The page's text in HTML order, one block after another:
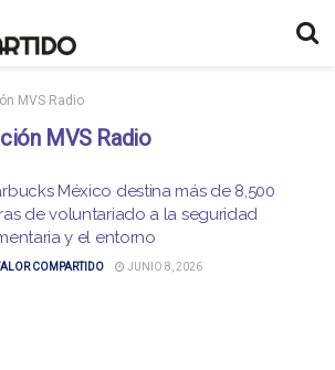
MVS Radio
MVS Radio
México destina más de 8,500
de voluntariado a la seguridad
y el entorno
COMPARTIDO JUNIO 8, 2026